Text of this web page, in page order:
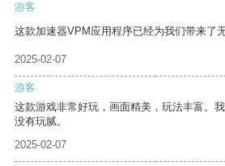
游客
这款加速器VPM应用程序已经为我们带来了
2025-02-07
游客
这款游戏非常好玩，画面精美，玩法丰富。
没有玩腻。
2025-02-07